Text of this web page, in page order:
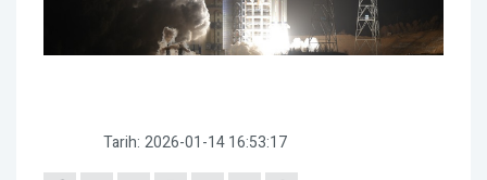
Tarih: 2026-01-14 16:53:17